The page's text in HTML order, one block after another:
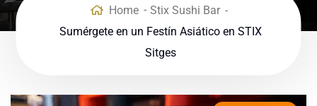
Home
Stix Sushi Bar
Sumérgete en un Festín Asiático en STIX
Sitges